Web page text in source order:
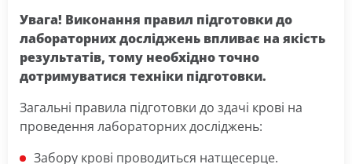
Увага! Виконання правил підготовки до
лабораторних досліджень впливає на якість
результатів, тому необхідно точно
дотримуватися техніки підготовки.
Загальні правила підготовки до здачі крові на
проведення лабораторних досліджень:
Забору крові проводиться натщесерце.